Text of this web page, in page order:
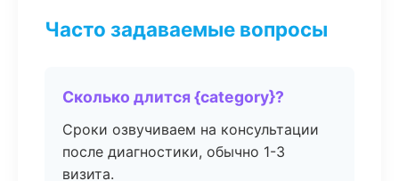
Часто задаваемые вопросы
Сколько длится {category}?
Сроки озвучиваем на консультации
после диагностики, обычно 1-3
визита.